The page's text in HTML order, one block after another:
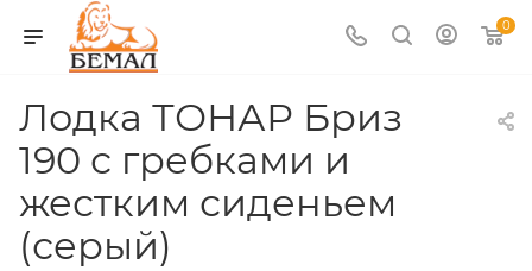
0
Лодка ТОНАР Бриз
190 с гребками и
жестким сиденьем
(серый)